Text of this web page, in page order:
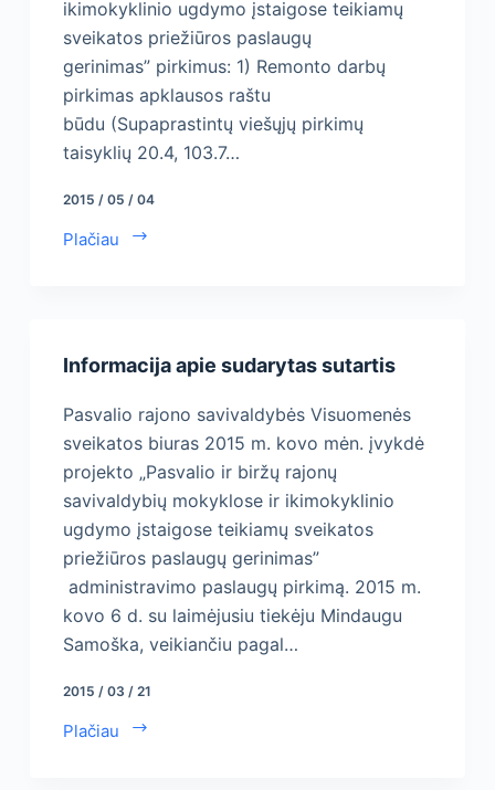
ikimokyklinio ugdymo įstaigose teikiamų
sveikatos priežiūros paslaugų
gerinimas” pirkimus: 1) Remonto darbų
pirkimas apklausos raštu
būdu (Supaprastintų viešųjų pirkimų
taisyklių 20.4, 103.7…
2015 / 05 / 04
Plačiau
Informacija apie sudarytas sutartis
Pasvalio rajono savivaldybės Visuomenės
sveikatos biuras 2015 m. kovo mėn. įvykdė
projekto „Pasvalio ir biržų rajonų
savivaldybių mokyklose ir ikimokyklinio
ugdymo įstaigose teikiamų sveikatos
priežiūros paslaugų gerinimas”
administravimo paslaugų pirkimą. 2015 m.
kovo 6 d. su laimėjusiu tiekėju Mindaugu
Samoška, veikiančiu pagal…
2015 / 03 / 21
Plačiau